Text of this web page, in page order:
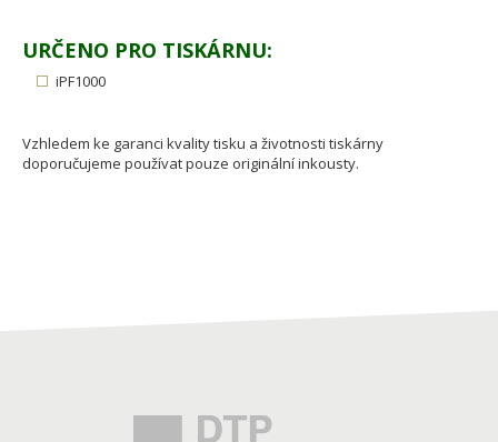
URČENO PRO TISKÁRNU:
iPF1000
Vzhledem ke garanci kvality tisku a životnosti tiskárny
doporučujeme používat pouze originální inkousty.